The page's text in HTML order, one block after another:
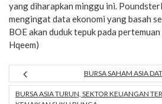
yang diharapkan minggu ini.
mengingat data ekonomi yang basah
BOE akan duduk tepuk pada
Hqeem)
BURSA SAHAM ASIA
BURSA ASIA TURUN, SEKTOR KEUANGAN